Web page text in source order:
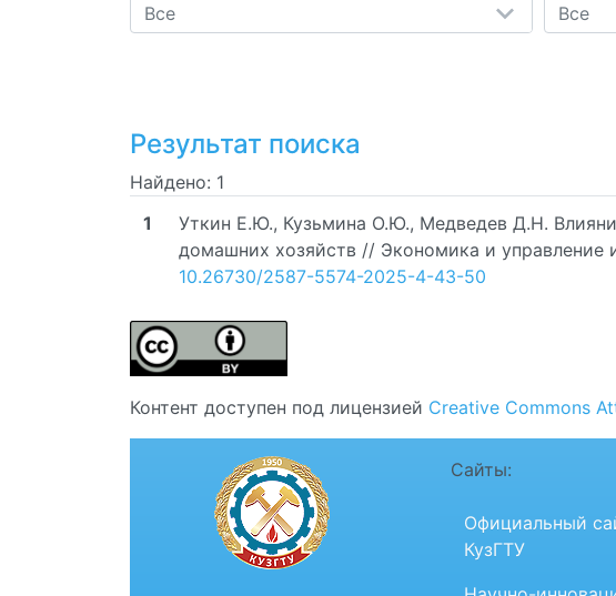
Все
Все
Результат поиска
Найдено: 1
1
Уткин Е.Ю., Кузьмина О.Ю., Медведев Д.Н.
домашних хозяйств // Экономика и
10.26730/2587-5574-2025-4-43-50
Контент доступен под лицензией Creative Commons
Сайты:
Официальный
КузГТУ